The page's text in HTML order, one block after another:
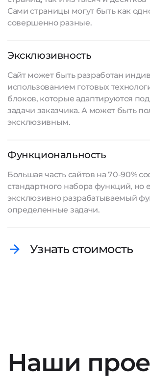
Сами страницы могут быть как
совершенно разные.
Эксклюзивность
Сайт может быть разработан
использованием готовых
блоков, которые адаптируются
задачи заказчика. А может быть
эксклюзивным.
Функциональность
Большая часть сайтов на 70-90%
стандартного набора функций, но
эксклюзивно разрабатываемый
определенные задачи.
Узнать стоимость
Наши